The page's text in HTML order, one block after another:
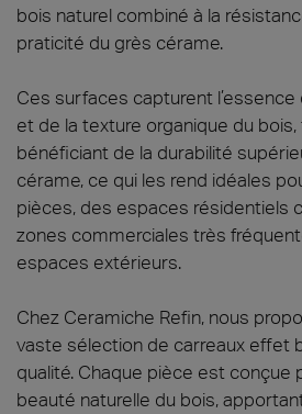
bois naturel combiné à la
praticité du grès cérame.
Ces surfaces capturent l’essence
et de la texture organique du
bénéficiant de la durabilité
cérame, ce qui les rend idéales
pièces, des espaces résidentiels
zones commerciales très
espaces extérieurs.
Chez Ceramiche Refin, nous
vaste sélection de carreaux effet
qualité. Chaque pièce est conçue
beauté naturelle du bois,